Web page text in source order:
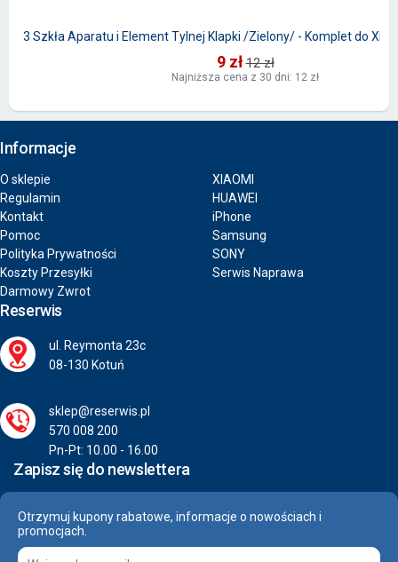
3 Szkła Aparatu i Element Tylnej Klapki /Zielony/ - Komplet do
9 zł12 zł
Najniższa cena z 30 dni: 12 zł
Informacje
O sklepie
Regulamin
Kontakt
Pomoc
Polityka Prywatności
Koszty Przesyłki
Darmowy Zwrot
XIAOMI
HUAWEI
iPhone
Samsung
SONY
Serwis Naprawa
Reserwis
ul. Reymonta 23c
08-130 Kotuń
sklep@reserwis.pl
570 008 200
Pn-Pt: 10.00 - 16.00
Zapisz się do newslettera
Otrzymuj kupony rabatowe, informacje o nowościach i
promocjach.